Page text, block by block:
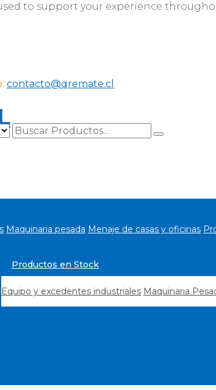
to support your experience
contacto@qremate.cl
Maquinaria pesada Menaje de casas y oficinas
Productos en Stock
Equipo y excedentes industriales Maquinaria